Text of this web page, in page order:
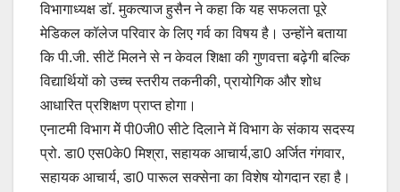
विभागाध्यक्ष डॉ. मुकत्याज हुसैन ने कहा कि यह सफलता पूरे
मेडिकल कॉलेज परिवार के लिए गर्व का विषय है। उन्होंने बताया
कि पी.जी. सीटें मिलने से न केवल शिक्षा की गुणवत्ता बढ़ेगी बल्कि
विद्यार्थियों को उच्च स्तरीय तकनीकी, प्रायोगिक और शोध
आधारित प्रशिक्षण प्राप्त होगा।
एनाटमी विभाग मेें पी0जी0 सीटे दिलाने में विभाग के संकाय सदस्य
प्रो. डा0 एस0के0 मिश्रा, सहायक आचार्य,डा0 अर्जित गंगवार,
सहायक आचार्य, डा0 पारूल सक्सेना का विशेष योगदान रहा है।